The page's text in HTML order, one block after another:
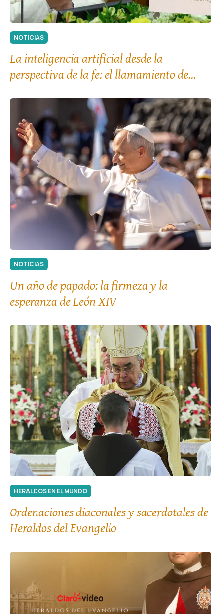
NOTICIAS
La inteligencia artificial desde la
perspectiva de la fe: el llamamiento de
NOTÍCIAS
Un año de papado: la firmeza y la
esperanza de León XIV
HERALDOS EN EL MUNDO
Ordenaciones diaconales y sacerdotales de
Heraldos del Evangelio